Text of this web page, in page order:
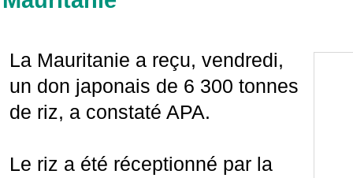
La Mauritanie a reçu, vendredi,
un don japonais de 6 300 tonnes
de riz, a constaté APA.
Le riz a été réceptionné par la